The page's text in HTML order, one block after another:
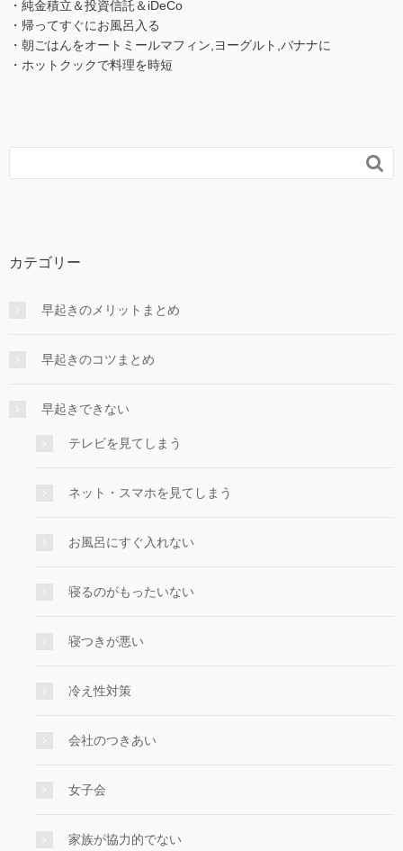
・純金積立＆投資信託＆iDeCo
・帰ってすぐにお風呂入る
・朝ごはんをオートミールマフィン,ヨーグルト,バナナに
・ホットクックで料理を時短

カテゴリー
早起きのメリットまとめ
早起きのコツまとめ
早起きできない
テレビを見てしまう
ネット・スマホを見てしまう
お風呂にすぐ入れない
寝るのがもったいない
寝つきが悪い
冷え性対策
会社のつきあい
女子会
家族が協力的でない